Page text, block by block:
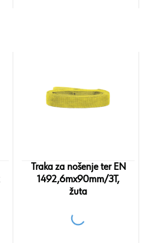
Traka za nošenje ter EN
1492,6mx90mm/3T,
žuta